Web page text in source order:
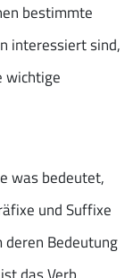
bestimmte
interessiert sind,
wichtige
was bedeutet,
und Suffixe
Bedeutung